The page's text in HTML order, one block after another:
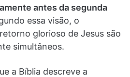
antes da segunda
essa visão, o
glorioso de Jesus são
simultâneos.
a Bíblia descreve a